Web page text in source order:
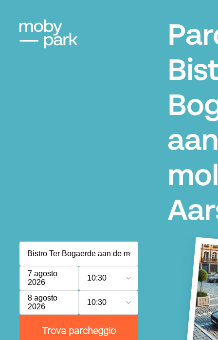
7 agosto
2026
10:30
8 agosto
2026
10:30
Trova parcheggio